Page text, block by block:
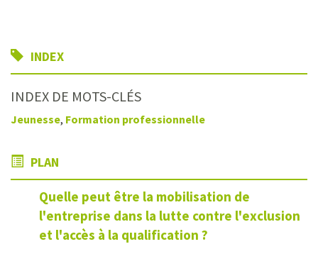
INDEX
INDEX DE MOTS-CLÉS
Jeunesse, Formation professionnelle
PLAN
Quelle peut être la mobilisation de
l'entreprise dans la lutte contre l'exclusion
et l'accès à la qualification ?